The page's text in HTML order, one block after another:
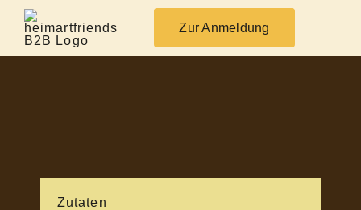
Skip
content
Zur Anmeldung
Zutaten